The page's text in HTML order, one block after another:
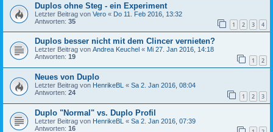
Duplos ohne Steg - ein Experiment
Letzter Beitrag von Vero « Do 11. Feb 2016, 13:32
Antworten: 35 1 2 3 4
Duplos besser nicht mit dem Clincer vernieten?
Letzter Beitrag von Andrea Keuchel « Mi 27. Jan 2016, 14:18
Antworten: 19 1 2
Neues von Duplo
Letzter Beitrag von HenrikeBL « Sa 2. Jan 2016, 08:04
Antworten: 24 1 2 3
Duplo "Normal" vs. Duplo Profil
Letzter Beitrag von HenrikeBL « Sa 2. Jan 2016, 07:39
Antworten: 16